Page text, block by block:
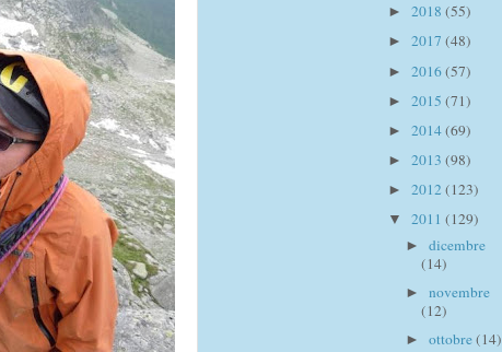
► 2018 (55)
► 2017 (48)
► 2016(57)
► 2015 (71)
► 2014(69)
► 2013 (98)
► 2012 (123)
▼ 2011 (129)
► dicembre
(14)
► novembre
(12)
► ottobre(14)